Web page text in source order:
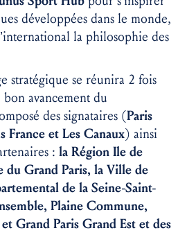
développées dans le monde,
la philosophie des
stratégique se réunira 2 fois
avancement du
des signataires (Paris
France et Les Canaux) ainsi
: la Région Ile de
du Grand Paris, la Ville de
de la Seine-Saint-
Plaine Commune,
Grand Paris Grand Est et des